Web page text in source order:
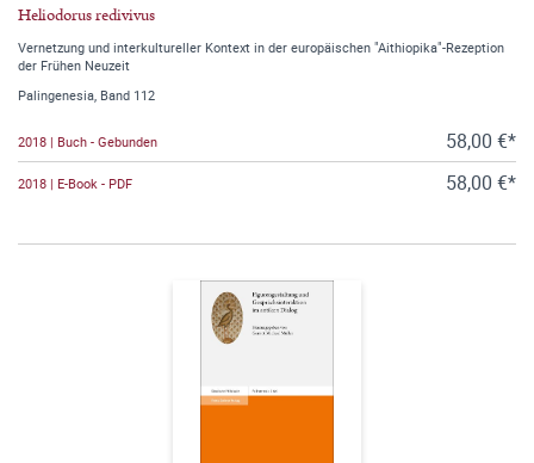
Heliodorus redivivus
Vernetzung und interkultureller Kontext in der europäischen "Aithiopika"-Rezeption
der Frühen Neuzeit
Palingenesia, Band 112
2018 | Buch - Gebunden 58,00 €*
2018 | E-Book - PDF 58,00 €*